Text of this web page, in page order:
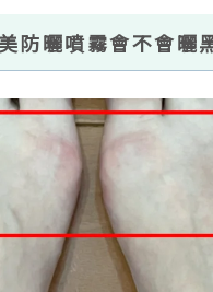
防曬噴霧會不會曬